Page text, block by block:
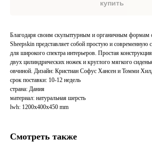
купить
Благодаря своим скульптурным и органичным формам
Sheepskin представляет собой простую и
для широкого спектра интерьеров. Простая
двух цилиндрических ножек и круглого мягкого
овчиной. Дизайн: Кристиан Софус Хансен и Томми
срок поставки: 10-12 недель
страна: Дания
материал: натуральная шерсть
lwh: 1200x400x450 mm
Смотреть также